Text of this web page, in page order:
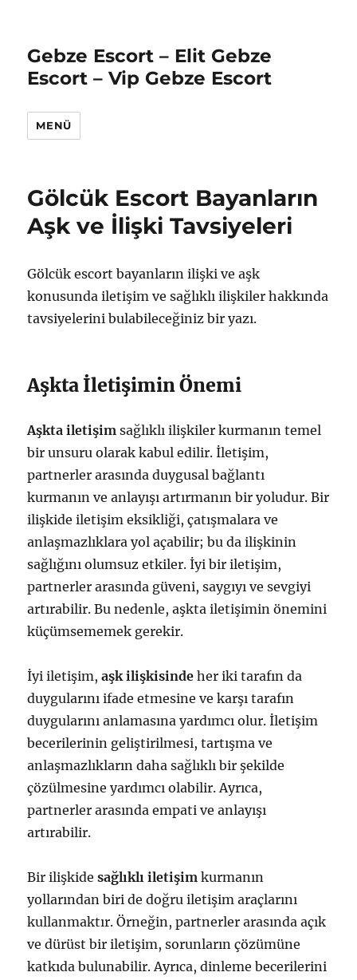
Gebze Escort – Elit Gebze
Escort – Vip Gebze Escort
MENÜ
Gölcük Escort Bayanların
Aşk ve İlişki Tavsiyeleri
Gölcük escort bayanların ilişki ve aşk
konusunda iletişim ve sağlıklı ilişkiler hakkında
tavsiyelerini bulabileceğiniz bir yazı.
Aşkta İletişimin Önemi
Aşkta iletişim sağlıklı ilişkiler kurmanın temel
bir unsuru olarak kabul edilir. İletişim,
partnerler arasında duygusal bağlantı
kurmanın ve anlayışı artırmanın bir yoludur. Bir
ilişkide iletişim eksikliği, çatışmalara ve
anlaşmazlıklara yol açabilir; bu da ilişkinin
sağlığını olumsuz etkiler. İyi bir iletişim,
partnerler arasında güveni, saygıyı ve sevgiyi
artırabilir. Bu nedenle, aşkta iletişimin önemini
küçümsememek gerekir.
İyi iletişim,aşk ilişkisinde her iki tarafın da
duygularını ifade etmesine ve karşı tarafın
duygularını anlamasına yardımcı olur. İletişim
becerilerinin geliştirilmesi, tartışma ve
anlaşmazlıkların daha sağlıklı bir şekilde
çözülmesine yardımcı olabilir. Ayrıca,
partnerler arasında empati ve anlayışı
artırabilir.
Bir ilişkidesağlıklı iletişim kurmanın
yollarından biri de doğru iletişim araçlarını
kullanmaktır. Örneğin, partnerler arasında açık
ve dürüst bir iletişim, sorunların çözümüne
katkıda bulunabilir. Ayrıca, dinleme becerilerini